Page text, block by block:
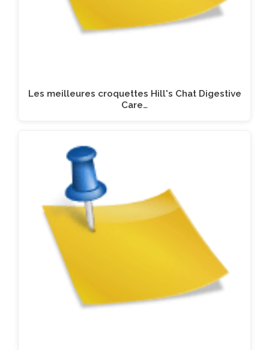
Les meilleures croquettes Hill's Chat Digestive
Care…